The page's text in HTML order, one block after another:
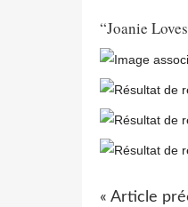
“Joanie
« Article